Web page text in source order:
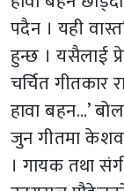
पदैन । यही
हुन्छ । यसैलाई
चर्चित गीतकार
हावा बहन…’
जुन गीतमा
। गायक तथा